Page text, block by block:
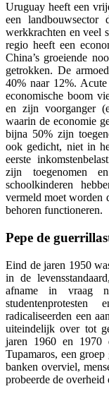
Uruguay heeft een
een
werkkrachten en veel
regio heeft een
China’s groeiende
getrokken. De
40% naar 12%.
economischeboom
en zijn voorganger
waarin de economie
bijna 50% zijn
ook gedicht, niet in
eerste
zijn toegenomen
schoolkinderen
vermeld moet worden
behoren functioneren.
Pepe de
Eind de jaren 1950
in de
afname in vraag
radicaliseerden een
uiteindelijk over tot
jaren 1960 en 1970
Tupamaros, een
banken overviel,
probeerde de